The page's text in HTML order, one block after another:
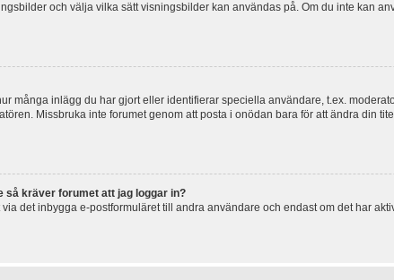
och välja vilka sätt visningsbilder kan användas på. Om du inte kan
många inlägg du har gjort eller identifierar speciella användare, t.ex.
Missbruka inte forumet genom att posta i onödan bara för att ändra din
så kräver forumet att jag loggar in?
det inbygga e-postformuläret till andra användare och endast om det har